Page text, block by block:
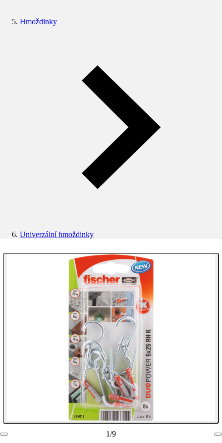
Hmoždinky
Univerzální hmoždinky
1/9